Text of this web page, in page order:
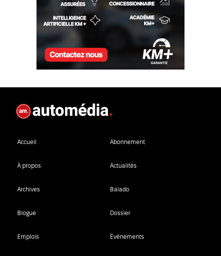
Accueil Abonnement
À propos Actualités
Archives Balado
Blogue Dossier
Emplois Événements